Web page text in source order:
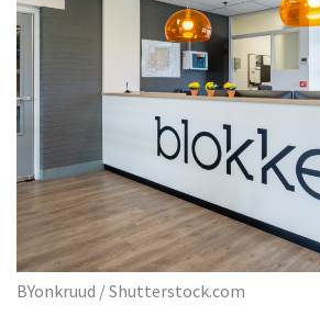
BYonkruud / Shutterstock.com